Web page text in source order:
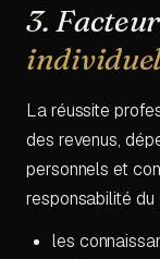
3.
La réussite
des revenus,
personnels et
responsabilité du
les